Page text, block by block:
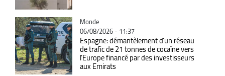
Catégorie
Monde
06/08/2026 - 11:37
Espagne: démantèlement d’un réseau
de trafic de 21 tonnes de cocaïne vers
l’Europe financé par des investisseurs
aux Emirats